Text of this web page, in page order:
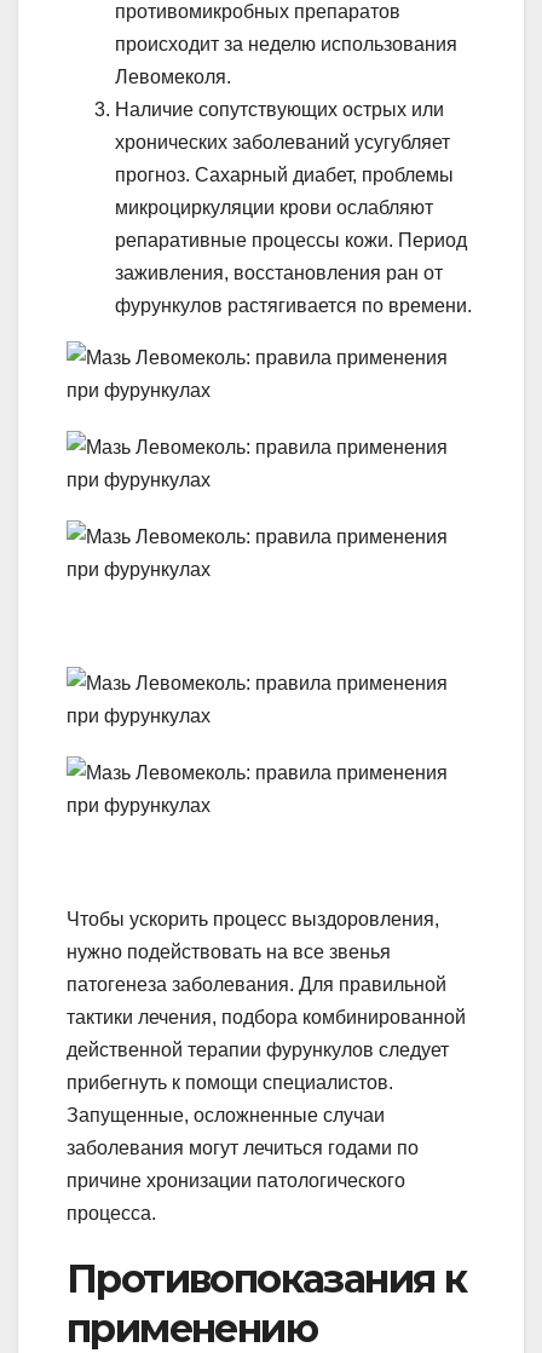
противомикробных препаратов
происходит за неделю использования
Левомеколя.
Наличие сопутствующих острых или
хронических заболеваний усугубляет
прогноз. Сахарный диабет, проблемы
микроциркуляции крови ослабляют
репаративные процессы кожи. Период
заживления, восстановления ран от
фурункулов растягивается по времени.
Чтобы ускорить процесс выздоровления,
нужно подействовать на все звенья
патогенеза заболевания. Для правильной
тактики лечения, подбора комбинированной
действенной терапии фурункулов следует
прибегнуть к помощи специалистов.
Запущенные, осложненные случаи
заболевания могут лечиться годами по
причине хронизации патологического
процесса.
Противопоказания к
применению